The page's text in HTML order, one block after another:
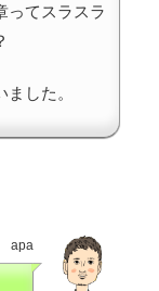
ってスラスラ
した。
apa